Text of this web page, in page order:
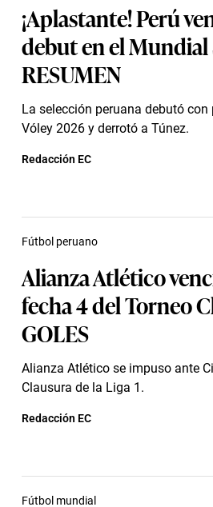
¡Aplastante! Perú
debut en el Mundial
RESUMEN
La selección peruana debutó
Vóley 2026 y derrotó a Túnez.
Redacción EC
Alianza Atlético
fecha 4 del Torneo
GOLES
Alianza Atlético se impuso ante
Clausura de la Liga 1.
Fútbol peruano
Redacción EC
Fútbol mundial